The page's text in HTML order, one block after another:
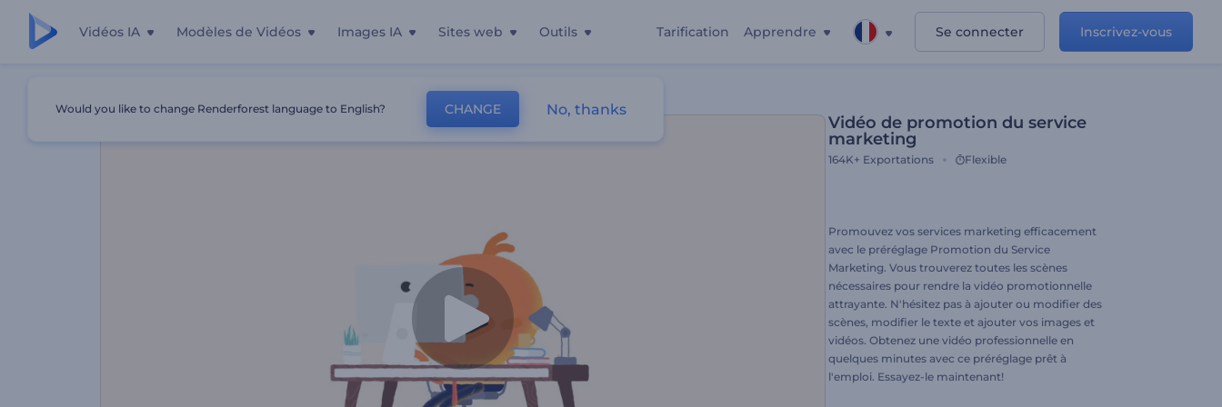
Vidéos IA Modèles de Vidéos Images IA Sites web Outils Tarification Apprendre Se connecter Inscrivez-vous
Vidéo De Promotion Du Service Marketing
Vidéo de promotion du service
marketing
164K+ Exportations Flexible
Promouvez vos services marketing efficacement
avec le préréglage Promotion du Service
Marketing. Vous trouverez toutes les scènes
nécessaires pour rendre la vidéo promotionnelle
attrayante. N'hésitez pas à ajouter ou modifier des
scènes, modifier le texte et ajouter vos images et
vidéos. Obtenez une vidéo professionnelle en
quelques minutes avec ce préréglage prêt à
l'emploi. Essayez-le maintenant!
Would you like to change Renderforest language to English? CHANGE No, thanks